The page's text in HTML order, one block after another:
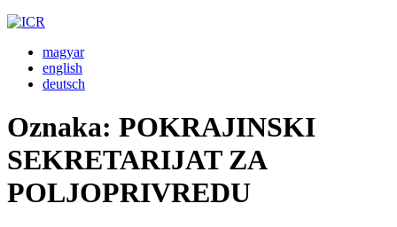
magyar
english
deutsch
Oznaka: POKRAJINSKI
SEKRETARIJAT ZA
POLJOPRIVREDU